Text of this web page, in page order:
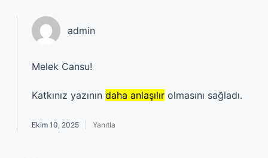
admin
Melek Cansu!
Katkınız yazının daha anlaşılır olmasını sağladı.
Ekim 10, 2025 Yanıtla